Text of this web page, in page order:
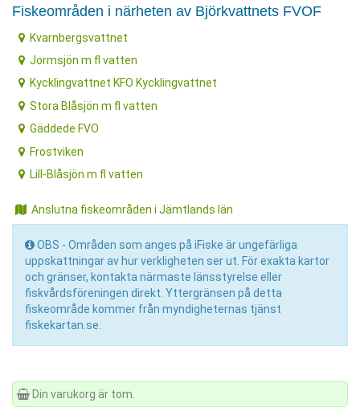
Fiskeområden i närheten av Björkvattnets FVOF
Kvarnbergsvattnet
Jormsjön m fl vatten
Kycklingvattnet KFO Kycklingvattnet
Stora Blåsjön m fl vatten
Gäddede FVO
Frostviken
Lill-Blåsjön m fl vatten
Anslutna fiskeområden i Jämtlands län
OBS - Områden som anges på iFiske är ungefärliga
uppskattningar av hur verkligheten ser ut. För exakta kartor
och gränser, kontakta närmaste länsstyrelse eller
fiskvårdsföreningen direkt. Yttergränsen på detta
fiskeområde kommer från myndigheternas tjänst
fiskekartan.se.
Din varukorg är tom.